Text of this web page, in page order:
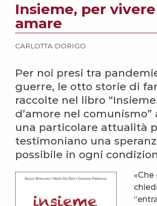
Insieme, per
amare
CARLOTTA DORIGO
Per noi presi tra
guerre, le otto storie di
raccolte nel libro
d’amore nel comunismo”
una particolare attualità
testimoniano una
possibile in ogni
«Che